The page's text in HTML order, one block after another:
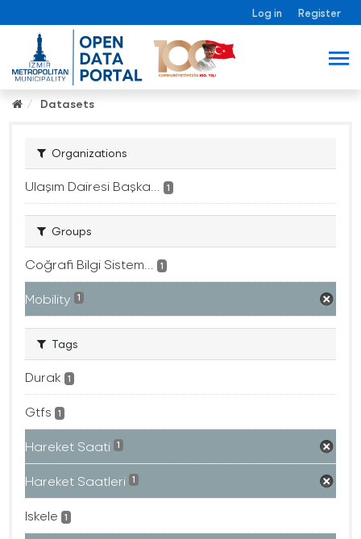
Log in Register
Datasets
Organizations
Ulaşım Dairesi Başka... 1
Groups
Coğrafi Bilgi Sistem... 1
Mobility 1
Tags
Durak 1
Gtfs 1
Hareket Saati 1
Hareket Saatleri 1
Iskele 1